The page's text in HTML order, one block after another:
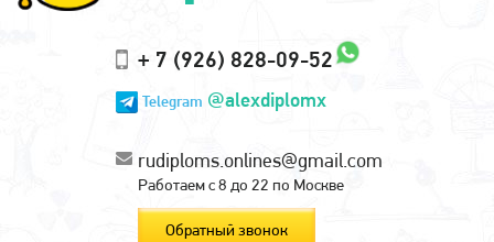
+ 7 (926) 828-09-52
Telegram @alexdiplomx
rudiploms.onlines@gmail.com
Работаем с 8 до 22 по Москве
Обратный звонок